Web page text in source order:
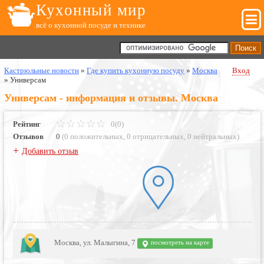
Кухонный мир
всё о кухонной посуде и технике
Кастрюльные новости » Где купить кухонную посуду » Москва
» Универсам
Вход
Универсам - информация и отзывы. Москва
Рейтинг
0(0)
Отзывов
0 (0 положительных, 0 отрицательных, 0 нейтральных)
+ Добавить отзыв
Москва, ул. Малыгина, 7 посмотреть на карте